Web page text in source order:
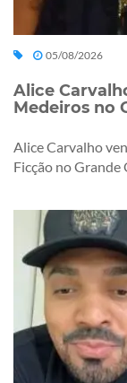
05/08/2026
Alice
Medeiros no
Alice Carvalho
Ficção no Grande